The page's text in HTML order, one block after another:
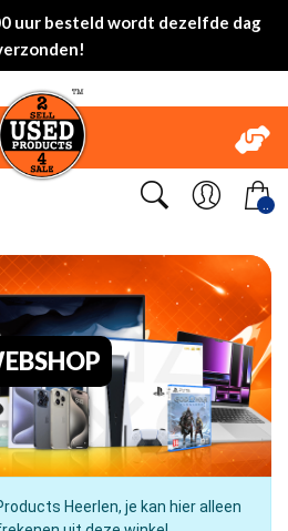
uur besteld wordt dezelfde dag
..
Heerlen, je kan hier alleen